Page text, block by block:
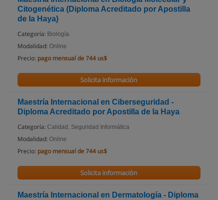
Citogenética (Diploma Acreditado por Apostilla
de la Haya)
Categoría: Biología
Modalidad: Online
Precio: pago mensual de 744 us$
Solicita información
Maestría Internacional en Ciberseguridad -
Diploma Acreditado por Apostilla de la Haya
Categoría: Calidad, Seguridad Informática
Modalidad: Online
Precio: pago mensual de 744 us$
Solicita información
Maestría Internacional en Dermatología - Diploma